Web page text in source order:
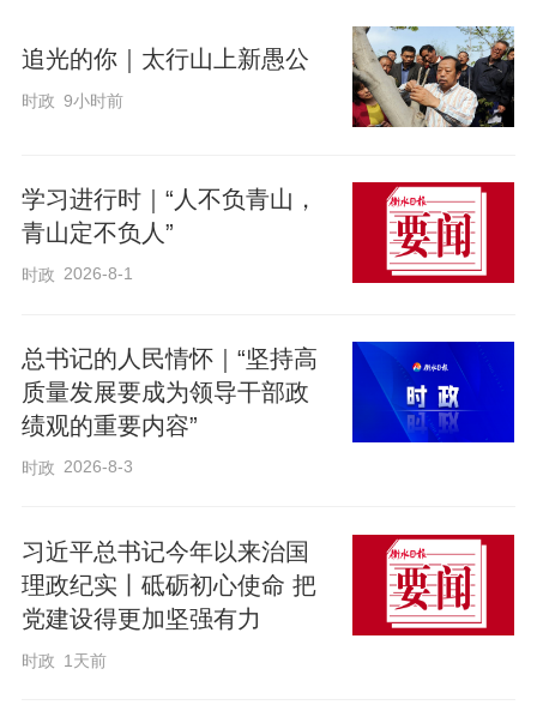
当地时间6月9日，中共中央总书记、
国家主席习近平在朝鲜劳动党总书记、国
务委员长金正恩陪同下，参访位于平壤的
在教学楼之间的林地上，习近平和金
枞树。枞树四季常绿，象征中朝友谊生生
不息。
编辑：贾扬阳
来源：新华社
原标题：近镜头｜习近平和金正恩共植枞树
追光的你｜太行山上新愚公
时政 9小时前
学习进行时｜“人不负青山，
青山定不负人”
时政 2026-8-1
总书记的人民情怀｜“坚持高
质量发展要成为领导干部政
绩观的重要内容”
时政 2026-8-3
习近平总书记今年以来治国
理政纪实丨砥砺初心使命 把
党建设得更加坚强有力
时政 1天前